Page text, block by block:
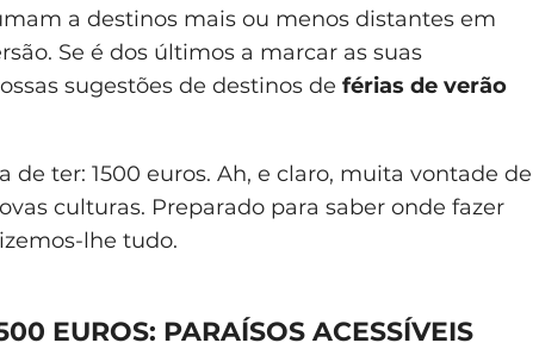
a destinos mais ou menos distantes em
Se é dos últimos a marcar as suas
sugestões de destinos de férias de verão
de ter: 1500 euros. Ah, e claro, muita vontade de
culturas. Preparado para saber onde fazer
lhe tudo.
EUROS: PARAÍSOS ACESSÍVEIS